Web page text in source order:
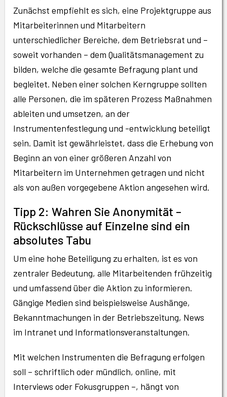
Zunächst empfiehlt es sich, eine Projektgruppe aus
Mitarbeiterinnen und Mitarbeitern
unterschiedlicher Bereiche, dem Betriebsrat und –
soweit vorhanden – dem Qualitätsmanagement zu
bilden, welche die gesamte Befragung plant und
begleitet. Neben einer solchen Kerngruppe sollten
alle Personen, die im späteren Prozess Maßnahmen
ableiten und umsetzen, an der
Instrumentenfestlegung und -entwicklung beteiligt
sein. Damit ist gewährleistet, dass die Erhebung von
Beginn an von einer größeren Anzahl von
Mitarbeitern im Unternehmen getragen und nicht
als von außen vorgegebene Aktion angesehen wird.
Tipp 2: Wahren Sie Anonymität –
Rückschlüsse auf Einzelne sind ein
absolutes Tabu
Um eine hohe Beteiligung zu erhalten, ist es von
zentraler Bedeutung, alle Mitarbeitenden frühzeitig
und umfassend über die Aktion zu informieren.
Gängige Medien sind beispielsweise Aushänge,
Bekanntmachungen in der Betriebszeitung, News
im Intranet und Informationsveranstaltungen.
Mit welchen Instrumenten die Befragung erfolgen
soll – schriftlich oder mündlich, online, mit
Interviews oder Fokusgruppen –, hängt von